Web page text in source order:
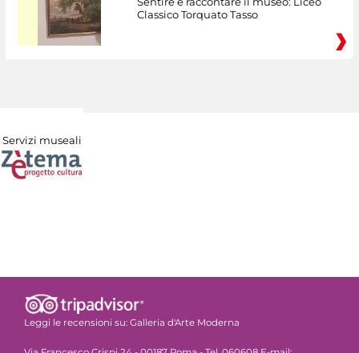
Classico Torquato Tasso
Servizi museali
Leggi le recensioni su: Galleria d'Arte Moderna